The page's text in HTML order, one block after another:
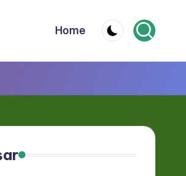
Home